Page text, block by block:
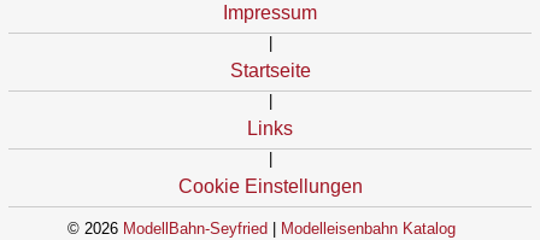
Impressum
Startseite
Links
Cookie Einstellungen
© 2026 ModellBahn-Seyfried
Modelleisenbahn Katalog